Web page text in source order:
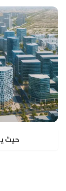
حيث